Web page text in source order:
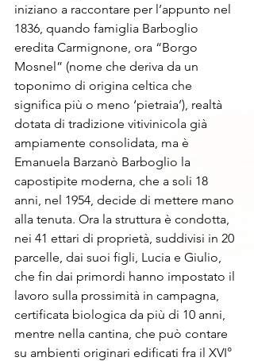
iniziano a raccontare per l’appunto nel
1836, quando famiglia Barboglio
eredita Carmignone, ora “Borgo
Mosnel” (nome che deriva da un
toponimo di origina celtica che
significa più o meno ‘pietraia’), realtà
dotata di tradizione vitivinicola già
ampiamente consolidata, ma è
Emanuela Barzanò Barboglio la
capostipite moderna, che a soli 18
anni, nel 1954, decide di mettere mano
alla tenuta. Ora la struttura è condotta,
nei 41 ettari di proprietà, suddivisi in 20
parcelle, dai suoi figli, Lucia e Giulio,
che fin dai primordi hanno impostato il
lavoro sulla prossimità in campagna,
certificata biologica da più di 10 anni,
mentre nella cantina, che può contare
su ambienti originari edificati fra il XVI°